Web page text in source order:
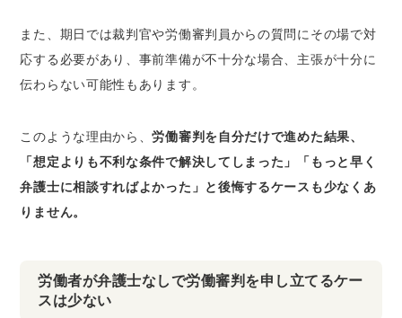
また、期日では裁判官や労働審判員からの質問にその場で対
応する必要があり、事前準備が不十分な場合、主張が十分に
伝わらない可能性もあります。
このような理由から、労働審判を自分だけで進めた結果、
「想定よりも不利な条件で解決してしまった」「もっと早く
弁護士に相談すればよかった」と後悔するケースも少なくあ
りません。
労働者が弁護士なしで労働審判を申し立てるケー
スは少ない